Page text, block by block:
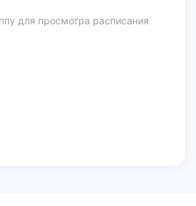
для просмотра расписания